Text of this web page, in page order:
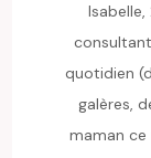
quotidien
galères,
maman ce